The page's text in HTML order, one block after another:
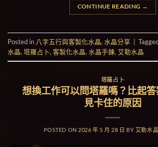
CONTINUE READING →
Posted in 八字五行與客製化水晶, 水晶分享
水晶, 塔羅占卜, 客製化水晶, 水晶手鍊, 艾勒水晶
塔羅占卜
想換工作可以問塔羅嗎？比起
見卡住的原因
POSTED ON 2026 年 5 月 28 日 BY 艾勒水